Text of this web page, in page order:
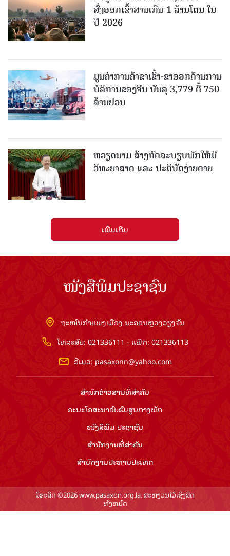
ສົ່ງອອກເຂົ້າສານເກີນ 1 ລ້ານໂຕນ ໃນ
ປີ 2026
ມູນຄ່າການຄ້າຂາເຂົ້າ-ຂາອອກດ້ານການ
ບໍລິການຂອງຈີນ ບັນລຸ 3,779 ຕື້ 750
ລ້ານຢວນ
ຫວຽດນາມ ສ້າງກົດລະບຽບພັກໃຫ້ມີ
ວິທະຍາສາດ ແລະ ປະຕິບັດງ່າຍດາຍ
ເພີ່ມເຕີມ
ໜັງສືພິມປະຊາຊົນ
ຖະໜົນກຳແພງເມືອງ ນະຄອນຫຼວງວຽງຈັນ
ໂທລະສັບ: 021336111 - ແຟັກ: 021336113
ອີເມວ: pasaxonn@yahoo.com
ສຳ​ນັກ​ຂ່າວ​ສານ​ທີ່​ສຳ​ຄັນ​
ຄະນະໂຄສະນາອົບຮົມ​ສູນ​ກາງ​ພັກ
ໜັງສືພິມ ປະ​ຊາ​ຊົນ
ສຳ​ນັກ​ງານ​ທີ່​ສຳ​ຄັນ
ສຳ​ນັກ​ງານ​ປະ​ທານ​ປະ​ເທດ
ລິຂະສິດ ©2026 www.pasaxon.org.la. ສະຫງວນໄວ້ເຊິງສິດ
ທັງຫມົດ